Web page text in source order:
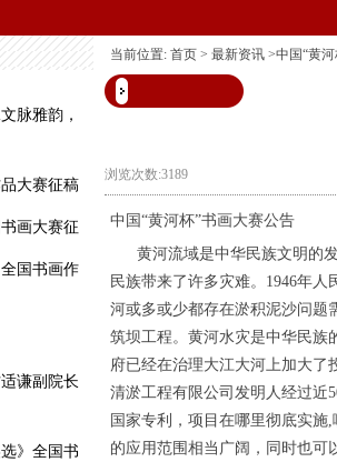
脉雅韵，
大赛征稿
画大赛征
国书画作
谦副院长
》全国书
当前位置: 首页 > 最新资讯 >中国“黄
浏览次数:3189
中国“黄河杯”书画大赛公告
黄河流域是中华民族文明的发
民族带来了许多灾难。1946年
河或多或少都存在淤积泥沙问题
筑坝工程。黄河水灾是中华民族
府已经在治理大江大河上加大了
清淤工程有限公司发明人经过近
国家专利，项目在哪里彻底实
的应用范围相当广阔，同时也可